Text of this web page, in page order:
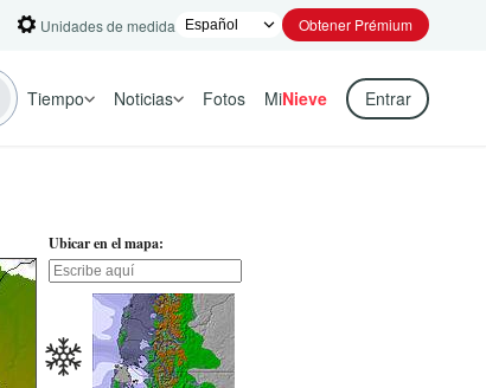
Unidades de medida Obtener Prémium
Tiempo Noticias Fotos MiNieve Entrar
Ubicar en el mapa: